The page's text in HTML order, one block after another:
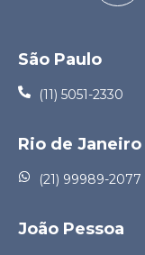
São Paulo
(11) 5051-2330
Rio de Janeiro
(21) 99989-2077
João Pessoa